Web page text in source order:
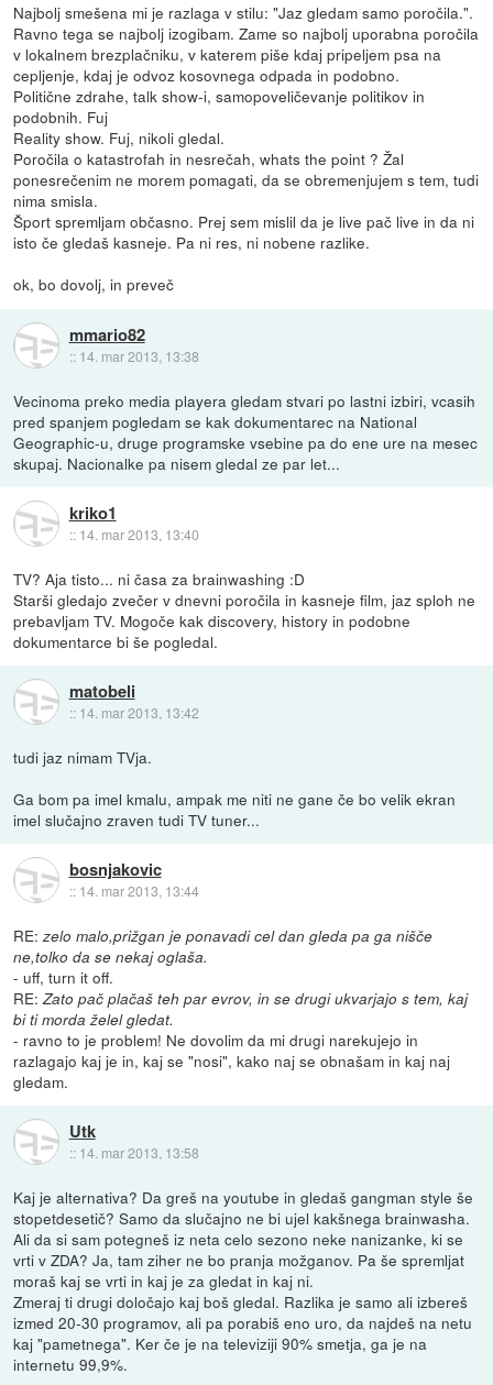
Najbolj smešena mi je razlaga v stilu: "Jaz gledam samo poročila.".
Ravno tega se najbolj izogibam. Zame so najbolj uporabna poročila
v lokalnem brezplačniku, v katerem piše kdaj pripeljem psa na
cepljenje, kdaj je odvoz kosovnega odpada in podobno.
Politične zdrahe, talk show-i, samopoveličevanje politikov in
podobnih. Fuj
Reality show. Fuj, nikoli gledal.
Poročila o katastrofah in nesrečah, whats the point ? Žal
ponesrečenim ne morem pomagati, da se obremenjujem s tem, tudi
nima smisla.
Šport spremljam občasno. Prej sem mislil da je live pač live in da ni
isto če gledaš kasneje. Pa ni res, ni nobene razlike.
ok, bo dovolj, in preveč
mmario82
:: 14. mar 2013, 13:38
Vecinoma preko media playera gledam stvari po lastni izbiri, vcasih
pred spanjem pogledam se kak dokumentarec na National
Geographic-u, druge programske vsebine pa do ene ure na mesec
skupaj. Nacionalke pa nisem gledal ze par let...
kriko1
:: 14. mar 2013, 13:40
TV? Aja tisto... ni časa za brainwashing :D
Starši gledajo zvečer v dnevni poročila in kasneje film, jaz sploh ne
prebavljam TV. Mogoče kak discovery, history in podobne
dokumentarce bi še pogledal.
matobeli
:: 14. mar 2013, 13:42
tudi jaz nimam TVja.
Ga bom pa imel kmalu, ampak me niti ne gane če bo velik ekran
imel slučajno zraven tudi TV tuner...
bosnjakovic
:: 14. mar 2013, 13:44
RE:zelo malo,prižgan je ponavadi cel dan gleda pa ga nišče
ne,tolko da se nekaj oglaša.
- uff, turn it off.
RE:Zato pač plačaš teh par evrov, in se drugi ukvarjajo s tem, kaj
bi ti morda želel gledat.
- ravno to je problem! Ne dovolim da mi drugi narekujejo in
razlagajo kaj je in, kaj se "nosi", kako naj se obnašam in kaj naj
gledam.
Utk
:: 14. mar 2013, 13:58
Kaj je alternativa? Da greš na youtube in gledaš gangman style še
stopetdesetič? Samo da slučajno ne bi ujel kakšnega brainwasha.
Ali da si sam potegneš iz neta celo sezono neke nanizanke, ki se
vrti v ZDA? Ja, tam ziher ne bo pranja možganov. Pa še spremljat
moraš kaj se vrti in kaj je za gledat in kaj ni.
Zmeraj ti drugi določajo kaj boš gledal. Razlika je samo ali izbereš
izmed 20-30 programov, ali pa porabiš eno uro, da najdeš na netu
kaj "pametnega". Ker če je na televiziji 90% smetja, ga je na
internetu 99,9%.